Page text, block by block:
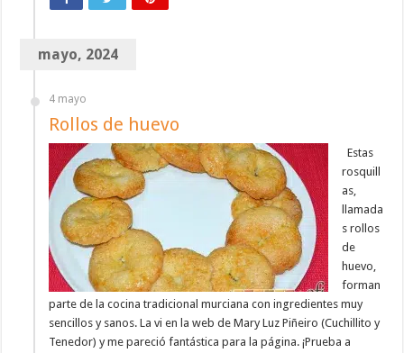
mayo, 2024
4 mayo
Rollos de huevo
Estas
rosquill
as,
llamada
s rollos
de
huevo,
forman
parte de la cocina tradicional murciana con ingredientes muy
sencillos y sanos. La vi en la web de Mary Luz Piñeiro (Cuchillito y
Tenedor) y me pareció fantástica para la página. ¡Prueba a